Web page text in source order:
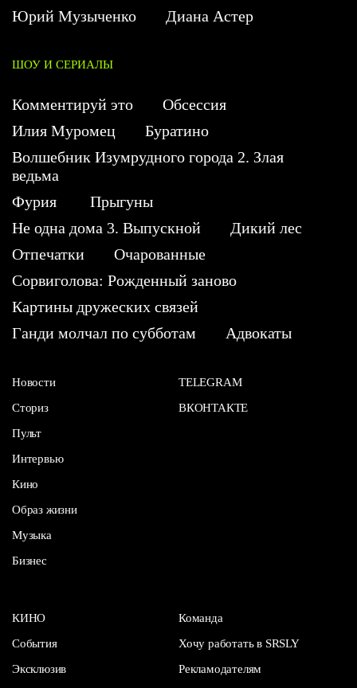
Юрий Музыченко
Диана Астер
ШОУ И СЕРИАЛЫ
Комментируй это
Обсессия
Илия Муромец
Буратино
Волшебник Изумрудного города 2. Злая
ведьма
Фурия
Прыгуны
Не одна дома 3. Выпускной
Дикий лес
Отпечатки
Очарованные
Сорвиголова: Рожденный заново
Картины дружеских связей
Ганди молчал по субботам
Адвокаты
Новости
Сториз
Пульт
Интервью
Кино
Образ жизни
Музыка
Бизнес
TELEGRAM
ВКОНТАКТЕ
КИНО
События
Эксклюзив
Команда
Хочу работать в SRSLY
Рекламодателям